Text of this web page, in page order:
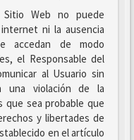
Web no puede
ni la ausencia
accedan de modo
el Responsable del
al Usuario sin
una violación de la
que sea probable que
y libertades de
en el artículo